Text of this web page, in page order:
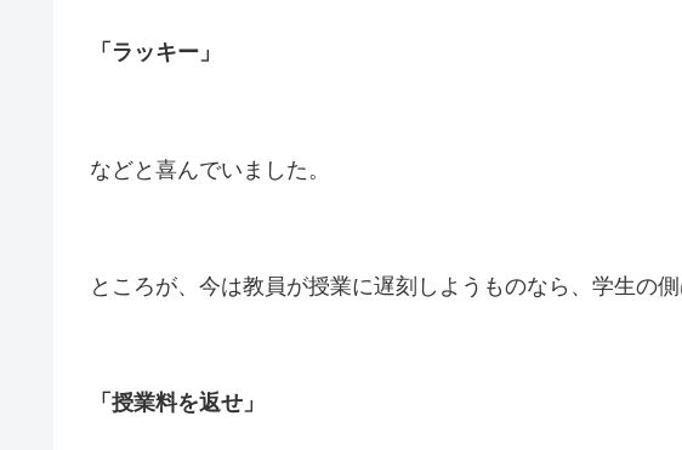
「ラッキー」
などと喜んでいました。
ところが、今は教員が授業に遅刻しようものなら、学生の側
「授業料を返せ」